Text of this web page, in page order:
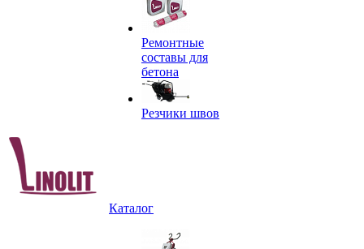
Ремонтные
составы для
бетона
Резчики швов
Каталог